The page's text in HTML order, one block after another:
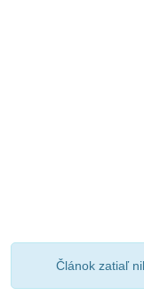
Článok zatiaľ